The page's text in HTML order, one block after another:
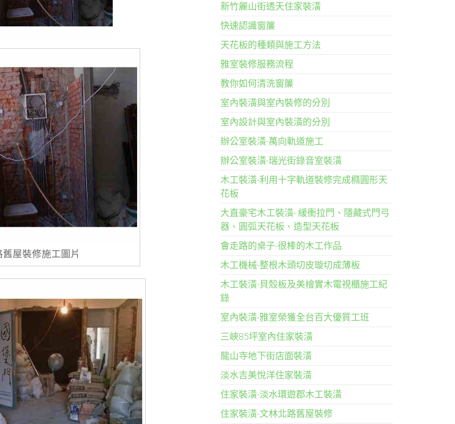
屋裝修施工圖片
新竹麗山街透天住家裝潢
快速認識窗簾
天花板的種類與施工方法
雅室裝修服務流程
教你如何清洗窗簾
室內裝潢與室內裝修的分別
室內設計與室內裝潢的分別
辦公室裝潢-萬向軌道施工
辦公室裝潢-瑞光街錄音室裝潢
木工裝潢-利用十字軌道裝修完成橢圓形天
花板
大直豪宅木工裝潢- 緩衝拉門、隱藏式門弓
器、圓弧天花板、造型天花板
會走路的桌子-很棒的木工作品
木工機械-整根木頭切皮璇切成薄板
木工裝潢-貝殼板及美檜實木電視櫃施工紀
錄
室內裝潢-雅室榮獲全台百大優質工班
三峽85坪室內住家裝潢
龍山寺地下街店面裝潢
淡水吉美悅洋住家裝潢
住家裝潢-淡水環遊郡木工裝潢
住家裝潢-文林北路舊屋裝修